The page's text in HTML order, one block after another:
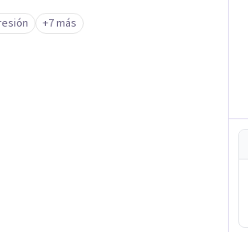
a las necesidades
+7 más